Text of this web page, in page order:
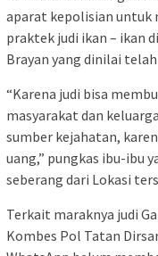
aparat kepolisian untuk
praktek judi ikan – ikan
Brayan yang dinilai
“Karena judi bisa
masyarakat dan
sumber kejahatan,
uang,” pungkas ibu-ibu
seberang dari Lokasi
Terkait maraknya judi
Kombes Pol Tatan